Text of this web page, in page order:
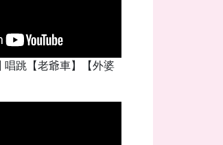
唱跳【老爺車】【外婆